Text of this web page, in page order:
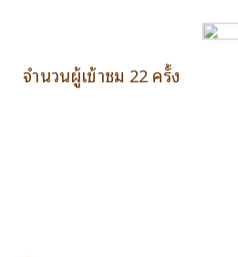
จำนวนผู้เข้าชม 22 ครั้ง